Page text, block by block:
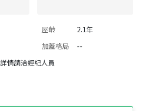
屋齡
2.1年
加蓋格局
--
情請洽經紀人員